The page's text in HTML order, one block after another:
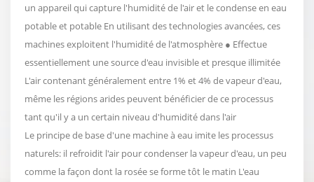
un appareil qui capture l'humidité de l'air et le condense en eau
potable et potable En utilisant des technologies avancées, ces
machines exploitent l'humidité de l'atmosphère ● Effectue
essentiellement une source d'eau invisible et presque illimitée
L'air contenant généralement entre 1% et 4% de vapeur d'eau,
même les régions arides peuvent bénéficier de ce processus
tant qu'il y a un certain niveau d'humidité dans l'air
Le principe de base d'une machine à eau imite les processus
naturels: il refroidit l'air pour condenser la vapeur d'eau, un peu
comme la façon dont la rosée se forme tôt le matin L'eau